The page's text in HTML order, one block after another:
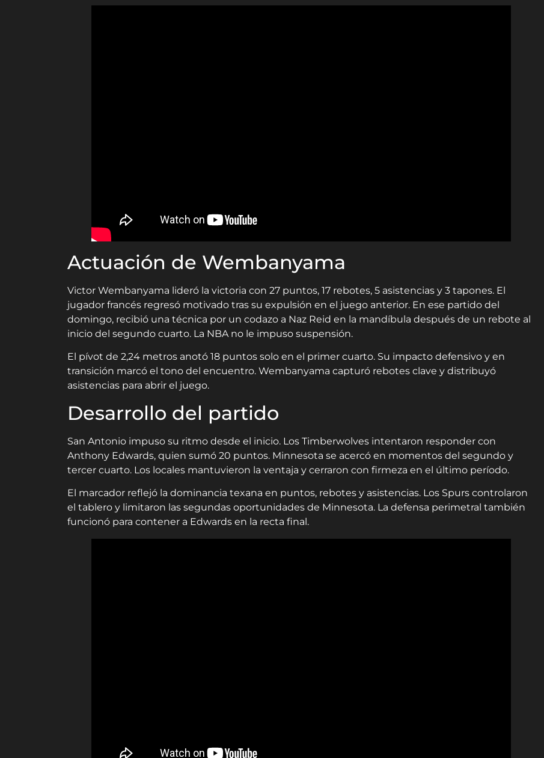
Actuación de Wembanyama
Victor Wembanyama lideró la victoria con 27 puntos, 17 rebotes, 5 asistencias y 3 tapones. El
jugador francés regresó motivado tras su expulsión en el juego anterior. En ese partido del
domingo, recibió una técnica por un codazo a Naz Reid en la mandíbula después de un rebote al
inicio del segundo cuarto. La NBA no le impuso suspensión.
El pívot de 2,24 metros anotó 18 puntos solo en el primer cuarto. Su impacto defensivo y en
transición marcó el tono del encuentro. Wembanyama capturó rebotes clave y distribuyó
asistencias para abrir el juego.
Desarrollo del partido
San Antonio impuso su ritmo desde el inicio. Los Timberwolves intentaron responder con
Anthony Edwards, quien sumó 20 puntos. Minnesota se acercó en momentos del segundo y
tercer cuarto. Los locales mantuvieron la ventaja y cerraron con firmeza en el último período.
El marcador reflejó la dominancia texana en puntos, rebotes y asistencias. Los Spurs controlaron
el tablero y limitaron las segundas oportunidades de Minnesota. La defensa perimetral también
funcionó para contener a Edwards en la recta final.